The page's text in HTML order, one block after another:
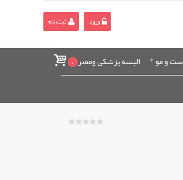
ورود ثبت نام
و مو
البسه پزشکی ومصرفی
0